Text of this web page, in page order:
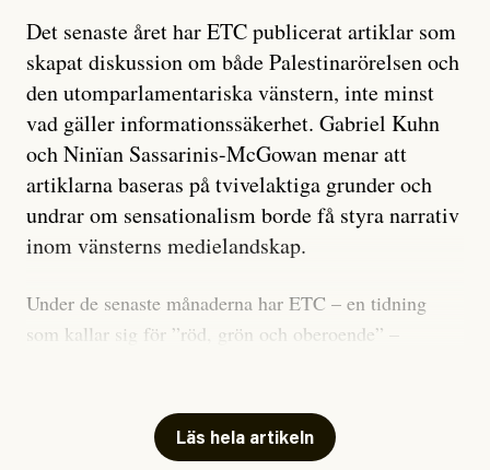
Det senaste året har ETC publicerat artiklar som
skapat diskussion om både Palestinarörelsen och
den utomparlamentariska vänstern, inte minst
vad gäller informationssäkerhet. Gabriel Kuhn
och Ninïan Sassarinis-McGowan menar att
artiklarna baseras på tvivelaktiga grunder och
undrar om sensationalism borde få styra narrativ
inom vänsterns medielandskap.
Under de senaste månaderna har ETC – en tidning
som kallar sig för ”röd, grön och oberoende” –
skriver för? Vad betyder det att vara en ”röd, grön och
oberoende” tidning? Och vad är egentligen bra
Läs hela artikeln